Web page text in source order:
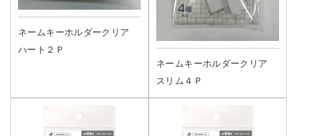
ネームキーホルダークリア
ハート２Ｐ
ネームキーホルダークリア
スリム４Ｐ